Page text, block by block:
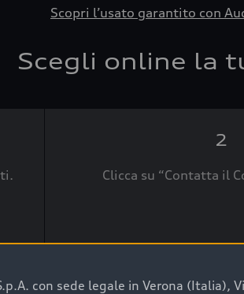
Scopri l’usato garantito con
Scegli online la
2
Clicca su “Contatta il
con sede legale in Verona